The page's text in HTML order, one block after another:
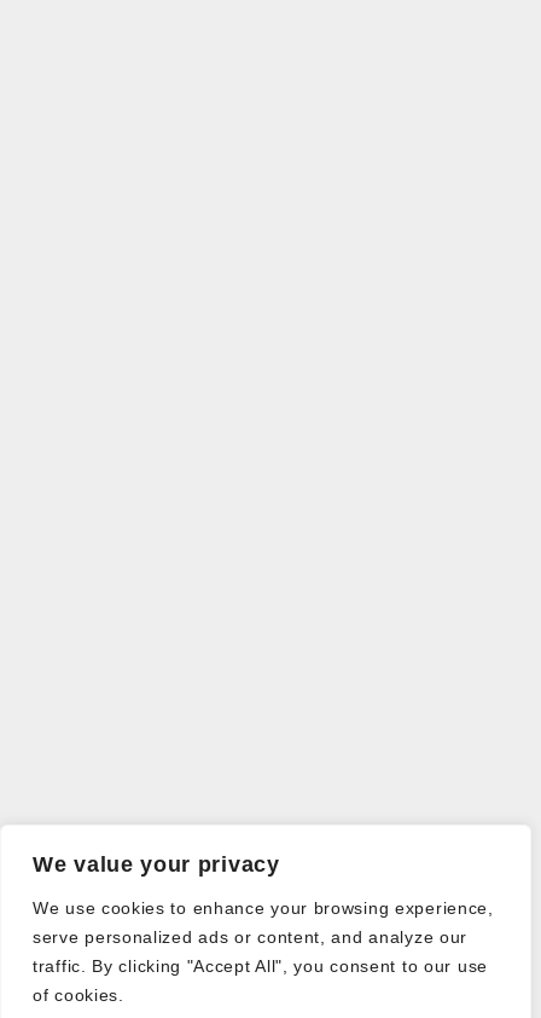
We value your privacy
We use cookies to enhance your browsing experience,
serve personalized ads or content, and analyze our
traffic. By clicking "Accept All", you consent to our use
of cookies.